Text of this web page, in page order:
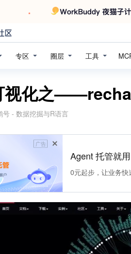
专区 圈层 工具
视化之
号 - 数据挖掘与R语言
广告
Agent 托管就
0元起步，让业务